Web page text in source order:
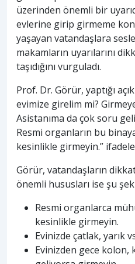
üzerinden önemli bir
evlerine girip girmeme
yaşayan vatandaşlara
makamların uyarılarını
taşıdığını vurguladı.
Prof. Dr. Görür, yaptığı
evimize girelim mi?
Asistanıma da çok soru
Resmi organların bu
kesinlikle girmeyin.”
Görür, vatandaşların
önemli hususları ise şu
Resmi organlarca
kesinlikle girmeyin.
Evinizde çatlak, yarık
Evinizden gece kolon,